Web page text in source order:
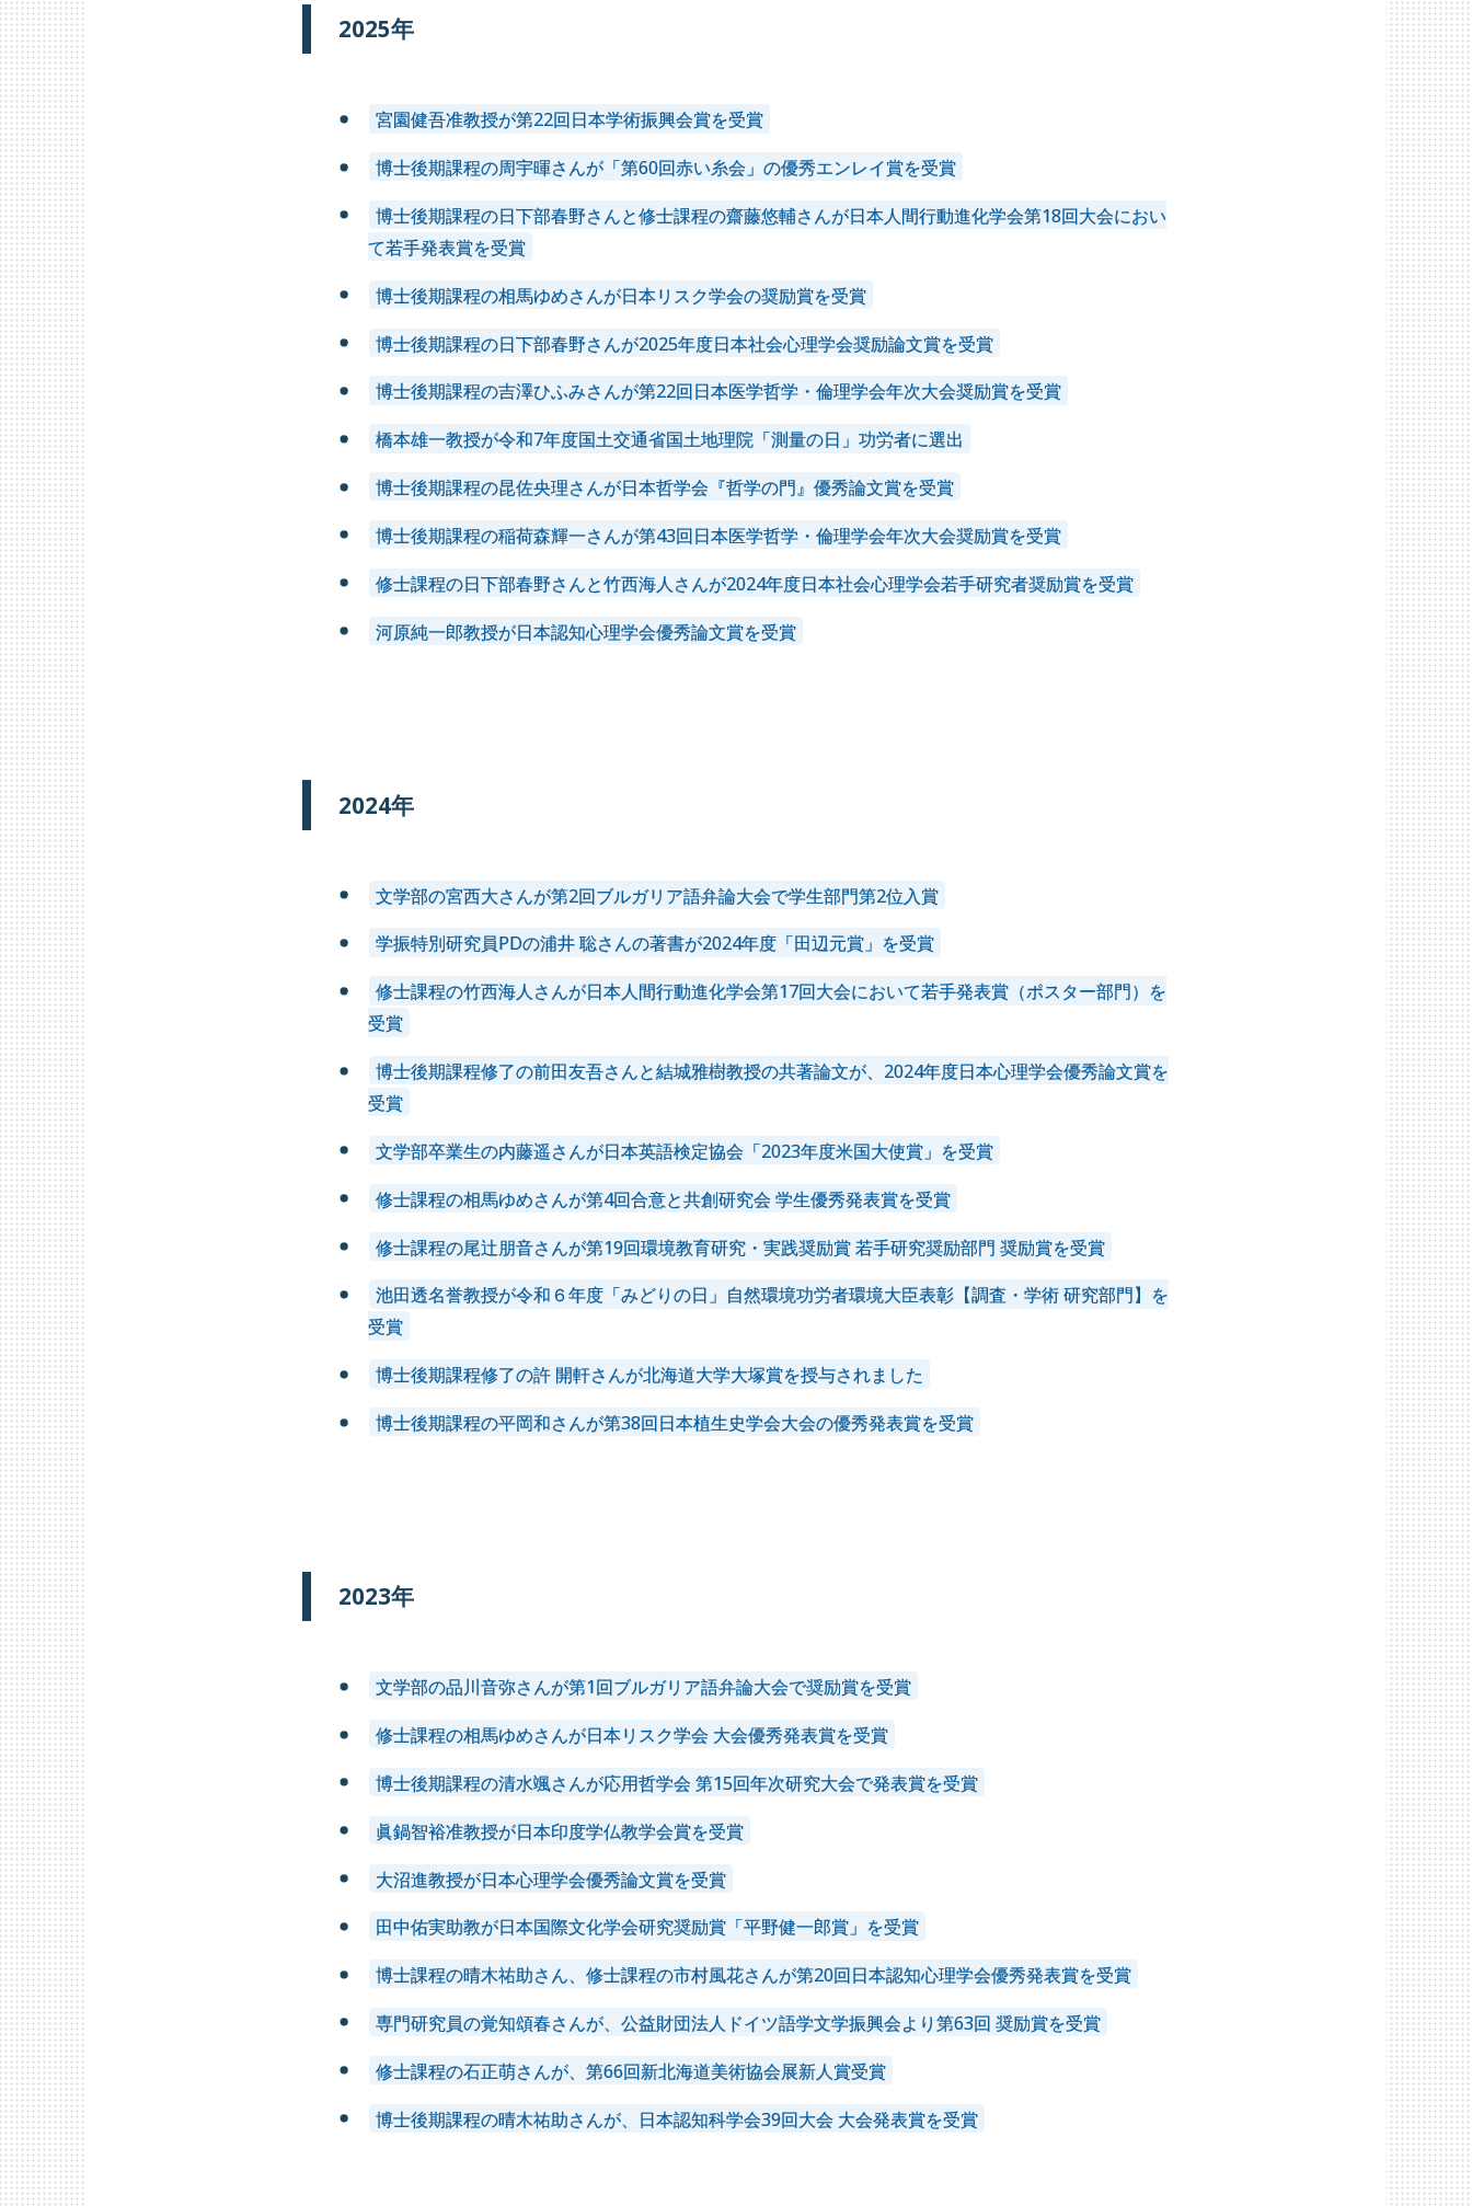
2017年
2016年
2025年
宮園健吾准教授が第22回日本学術振興会賞を受賞
博士後期課程の周宇暉さんが「第60回赤い糸会」の優秀エンレイ賞を受賞
博士後期課程の日下部春野さんと修士課程の齋藤悠輔さんが日本人間行動進化学会第18回大会におい
て若手発表賞を受賞
博士後期課程の相馬ゆめさんが日本リスク学会の奨励賞を受賞
博士後期課程の日下部春野さんが2025年度日本社会心理学会奨励論文賞を受賞
博士後期課程の吉澤ひふみさんが第22回日本医学哲学・倫理学会年次大会奨励賞を受賞
橋本雄一教授が令和7年度国土交通省国土地理院「測量の日」功労者に選出
博士後期課程の昆佐央理さんが日本哲学会『哲学の門』優秀論文賞を受賞
博士後期課程の稲荷森輝一さんが第43回日本医学哲学・倫理学会年次大会奨励賞を受賞
修士課程の日下部春野さんと竹西海人さんが2024年度日本社会心理学会若手研究者奨励賞を受賞
河原純一郎教授が日本認知心理学会優秀論文賞を受賞
2017年
2016年
2024年
文学部の宮西大さんが第2回ブルガリア語弁論大会で学生部門第2位入賞
学振特別研究員PDの浦井 聡さんの著書が2024年度「田辺元賞」を受賞
修士課程の竹西海人さんが日本人間行動進化学会第17回大会において若手発表賞（ポスター部門）を
受賞
博士後期課程修了の前田友吾さんと結城雅樹教授の共著論文が、2024年度日本心理学会優秀論文賞を
受賞
文学部卒業生の内藤遥さんが日本英語検定協会「2023年度米国大使賞」を受賞
修士課程の相馬ゆめさんが第4回合意と共創研究会 学生優秀発表賞を受賞
修士課程の尾辻朋音さんが第19回環境教育研究・実践奨励賞 若手研究奨励部門 奨励賞を受賞
池田透名誉教授が令和６年度「みどりの日」自然環境功労者環境大臣表彰【調査・学術 研究部門】を
受賞
博士後期課程修了の許 開軒さんが北海道大学大塚賞を授与されました
博士後期課程の平岡和さんが第38回日本植生史学会大会の優秀発表賞を受賞
2017年
2016年
2023年
文学部の品川音弥さんが第1回ブルガリア語弁論大会で奨励賞を受賞
修士課程の相馬ゆめさんが日本リスク学会 大会優秀発表賞を受賞
博士後期課程の清水颯さんが応用哲学会 第15回年次研究大会で発表賞を受賞
眞鍋智裕准教授が日本印度学仏教学会賞を受賞
大沼進教授が日本心理学会優秀論文賞を受賞
田中佑実助教が日本国際文化学会研究奨励賞「平野健一郎賞」を受賞
博士課程の晴木祐助さん、修士課程の市村風花さんが第20回日本認知心理学会優秀発表賞を受賞
専門研究員の覚知頌春さんが、公益財団法人ドイツ語学文学振興会より第63回 奨励賞を受賞
修士課程の石正萌さんが、第66回新北海道美術協会展新人賞受賞
博士後期課程の晴木祐助さんが、日本認知科学会39回大会 大会発表賞を受賞